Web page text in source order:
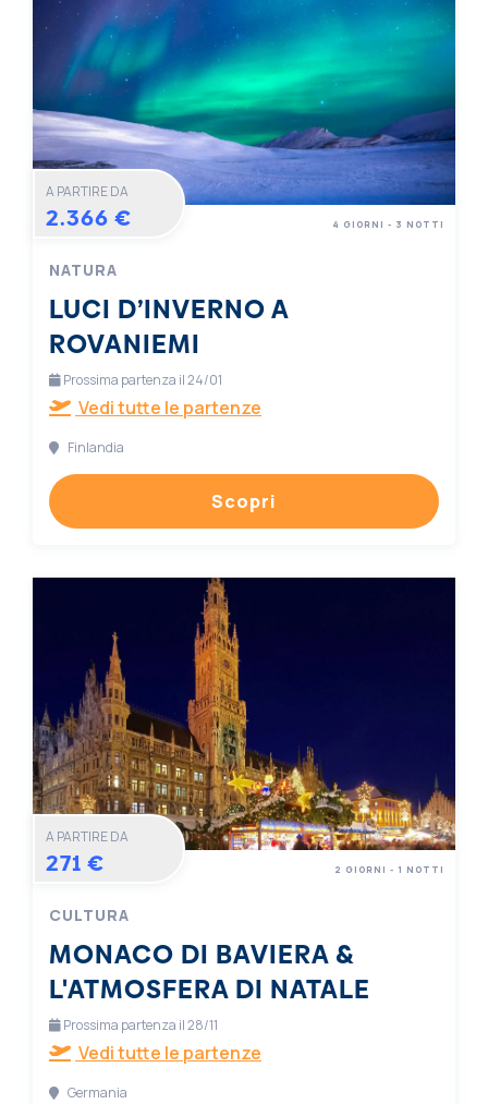
A PARTIRE DA
2.366 €
NATURA
LUCI D’INVERNO A
ROVANIEMI
4 GIORNI - 3 NOTTI
Prossima partenza il 24/01
Vedi tutte le partenze
Finlandia
Scopri
A PARTIRE DA
271 €
CULTURA
MONACO DI BAVIERA &
L'ATMOSFERA DI NATALE
2 GIORNI - 1 NOTTI
Prossima partenza il 28/11
Vedi tutte le partenze
Germania